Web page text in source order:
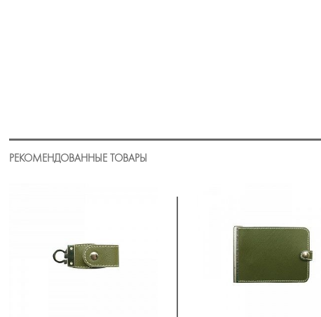
РЕКОМЕНДОВАННЫЕ ТОВАРЫ